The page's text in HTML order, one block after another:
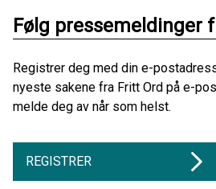
Følg pressemeldinger
Registrer deg med din e-
nyeste sakene fra Fritt Ord på e-
melde deg av når som helst.
REGISTRER